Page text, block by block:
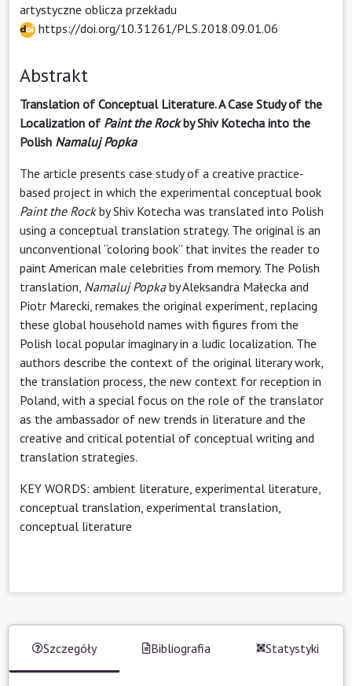
artystyczne oblicza przekładu
https://doi.org/10.31261/PLS.2018.09.01.06
Abstrakt
Translation of Conceptual Literature. A Case Study of the
Localization of Paint the Rockby Shiv Kotecha into the
Polish Namaluj Popka
The article presents case study of a creative practice-
based project in which the experimental conceptual book
Paint the Rockby Shiv Kotecha was translated into Polish
using a conceptual translation strategy. The original is an
unconventional “coloring book” that invites the reader to
paint American male celebrities from memory. The Polish
translation, Namaluj Popkaby Aleksandra Małecka and
Piotr Marecki, remakes the original experiment, replacing
these global household names with figures from the
Polish local popular imaginary in a ludic localization. The
authors describe the context of the original literary work,
the translation process, the new context for reception in
Poland, with a special focus on the role of the translator
as the ambassador of new trends in literature and the
creative and critical potential of conceptual writing and
translation strategies.
KEY WORDS: ambient literature, experimental literature,
conceptual translation, experimental translation,
conceptual literature
Szczegóły Bibliografia Statystyki